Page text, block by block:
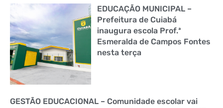
EDUCAÇÃO MUNICIPAL –
Prefeitura de Cuiabá
inaugura escola Prof.ª
Esmeralda de Campos Fontes
nesta terça
GESTÃO EDUCACIONAL – Comunidade escolar vai